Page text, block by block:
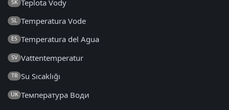
SK Teplota Vody
SL Temperatura Vode
ES Temperatura del Agua
SV Vattentemperatur
TR Su Sıcaklığı
UK Температура Води